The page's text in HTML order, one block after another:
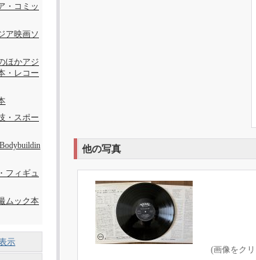
・コミッ
ア映画ソ
ほかアジ
・レコー
・スポー
フィギュ
ムック本
示
他の写真
(画像をク